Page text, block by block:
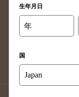
高知県の
長崎県の
大分県の
生年月日
年
国